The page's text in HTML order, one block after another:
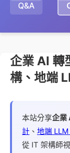
Q&A
企業 AI 轉
構、地端
本站分享企業
計 、 地端
從 IT 架構師